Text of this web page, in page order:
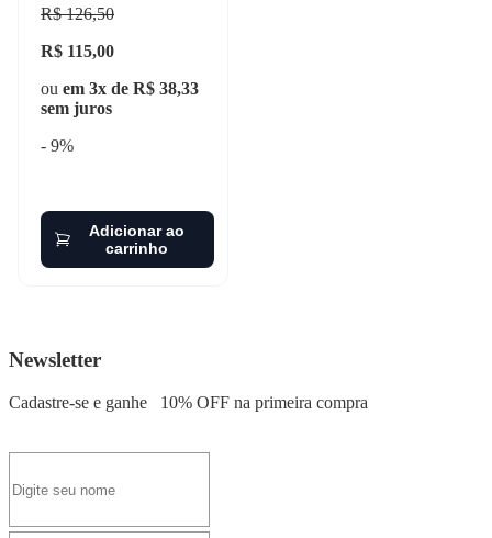
R$ 126,50
R$ 115,00
ou em 3x de R$ 38,33
sem juros
- 9%
Adicionar ao
carrinho
Newsletter
Cadastre-se e ganhe 10% OFF na primeira compra